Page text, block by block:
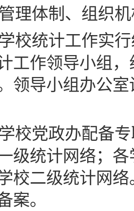
理体制、组织
校统计工作实
工作领导小组
领导小组办公
校党政办配备
级统计网络；
校二级统计网
案。